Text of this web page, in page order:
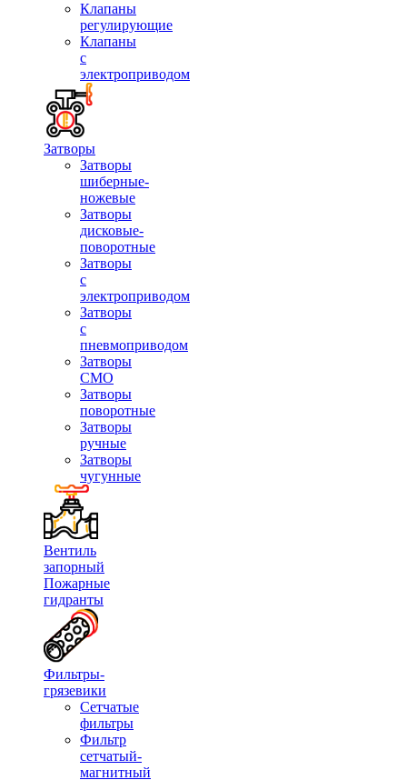
Клапаны
регулирующие
Клапаны
с
электроприводом
Затворы
Затворы
шиберные-
ножевые
Затворы
дисковые-
поворотные
Затворы
с
электроприводом
Затворы
с
пневмоприводом
Затворы
СМО
Затворы
поворотные
Затворы
ручные
Затворы
чугунные
Вентиль
запорный
Пожарные
гидранты
Фильтры-
грязевики
Сетчатые
фильтры
Фильтр
сетчатый-
магнитный